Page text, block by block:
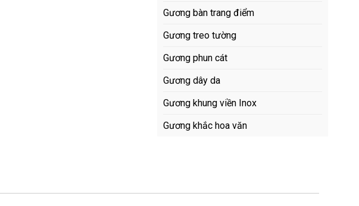
Gương bàn trang điểm
Gương treo tường
Gương phun cát
Gương dây da
Gương khung viền Inox
Gương khắc hoa văn